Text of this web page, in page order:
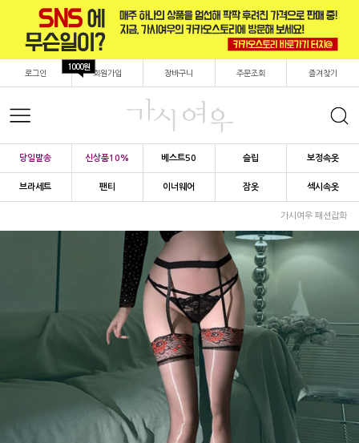
로그인 회원가입
1000원
장바구니 주문조회 즐겨찾기
당일발송 신상품10% 베스트50 슬립 보정속옷
브라세트 팬티 이너웨어 잠옷 섹시속옷
가시여우 패션잡화